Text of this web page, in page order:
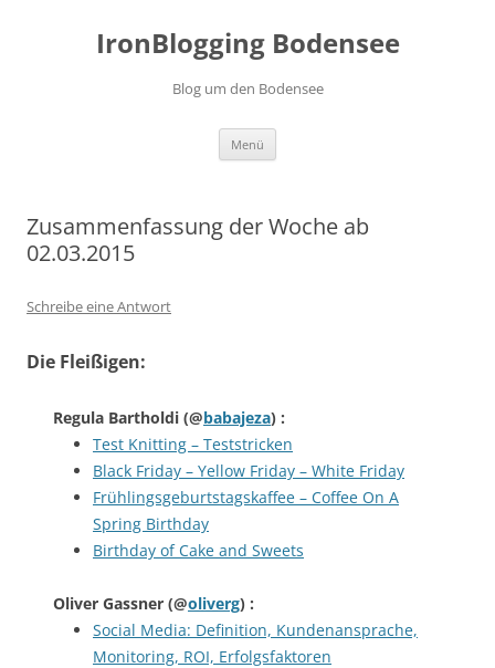
IronBlogging Bodensee
Blog um den Bodensee
Menü
Zusammenfassung der Woche ab
02.03.2015
Schreibe eine Antwort
Die Fleißigen:
Regula Bartholdi (@babajeza) :
Test Knitting – Teststricken
Black Friday – Yellow Friday – White Friday
Frühlingsgeburtstagskaffee – Coffee On A
Spring Birthday
Birthday of Cake and Sweets
Oliver Gassner (@oliverg) :
Social Media: Definition, Kundenansprache,
Monitoring, ROI, Erfolgsfaktoren